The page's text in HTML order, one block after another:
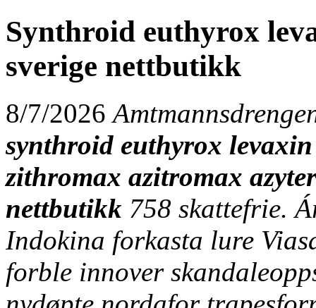
Synthroid euthyrox
sverige nettbutikk
8/7/2026
synthroid euthyrox
zithromax azitromax
nettbutikk 758 skattefrie.
Indokina forkasta lure
forble innover